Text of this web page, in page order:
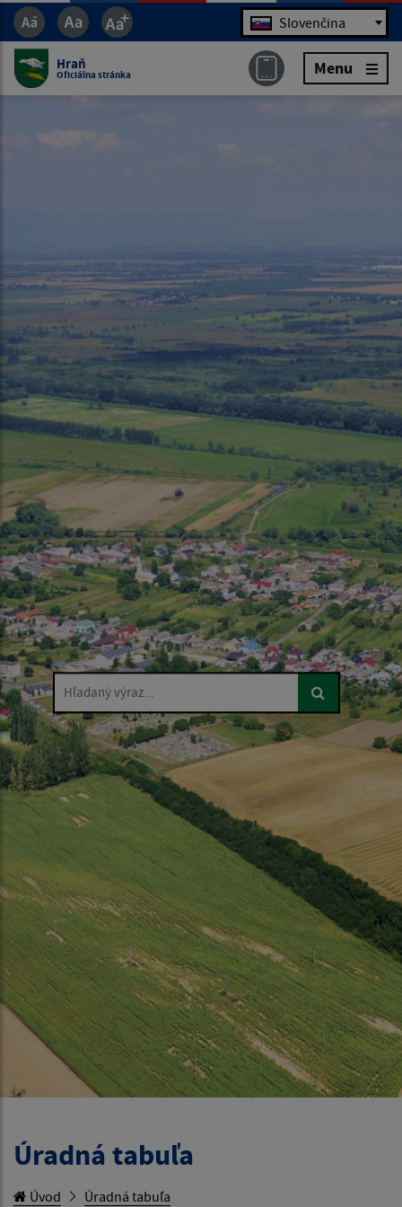
Jazyk Slovenčina
Hraň
Oficiálna stránka Menu
Hľadaný výraz...
Úradná tabuľa
Úvod Úradná tabuľa